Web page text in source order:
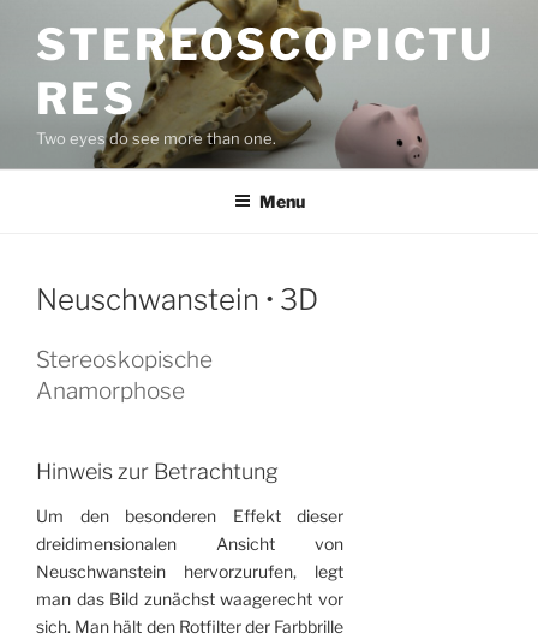
STEREOSCOPICTU
RES
Two eyes do see more than one.
Menu
Neuschwanstein • 3D
Stereoskopische
Anamorphose
Hinweis zur Betrachtung
Um den besonderen Effekt dieser
dreidimensionalen Ansicht von
Neuschwanstein hervor­zurufen, legt
man das Bild zunächst waagerecht vor
sich. Man hält den Rotfilter der Farbbrille